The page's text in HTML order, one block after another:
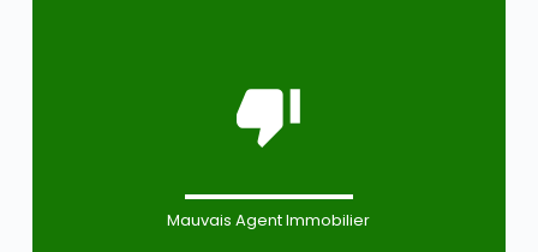
Mauvais Agent Immobilier